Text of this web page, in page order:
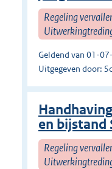
Regeling
Geldend van 01-
Uitgegeven door:
en bijstand
Regeling